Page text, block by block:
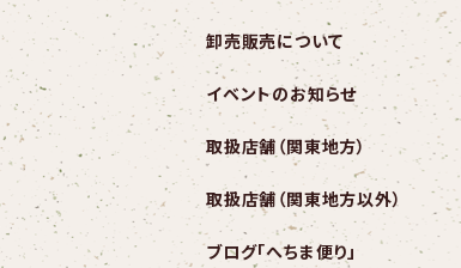
卸売販売について
イベントのお知らせ
取扱店舗（関東地方）
取扱店舗（関東地方以外）
ブログ「へちま便り」